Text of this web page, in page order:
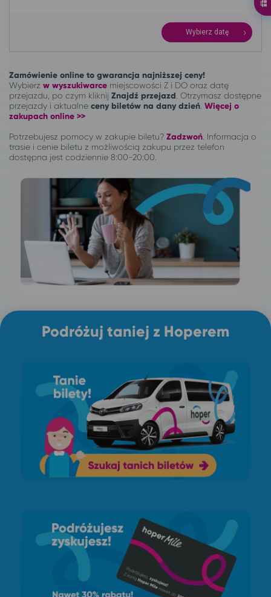
Wybierz datę
Zamówienie online to gwarancja najniższej ceny!
Wybierz w wyszukiwarce miejscowości Z i DO oraz datę
przejazdu, po czym kliknij Znajdź przejazd . Otrzymasz dostępne
przejazdy i aktualne ceny biletów na dany dzień Więcej o
zakupach online >>
Potrzebujesz pomocy w zakupie biletu? Zadzwoń Informacja o
trasie i cenie biletu z możliwością zakupu przez telefon
dostępna jest codziennie 8:00-20:00.
Podróżuj taniej z Hoperem